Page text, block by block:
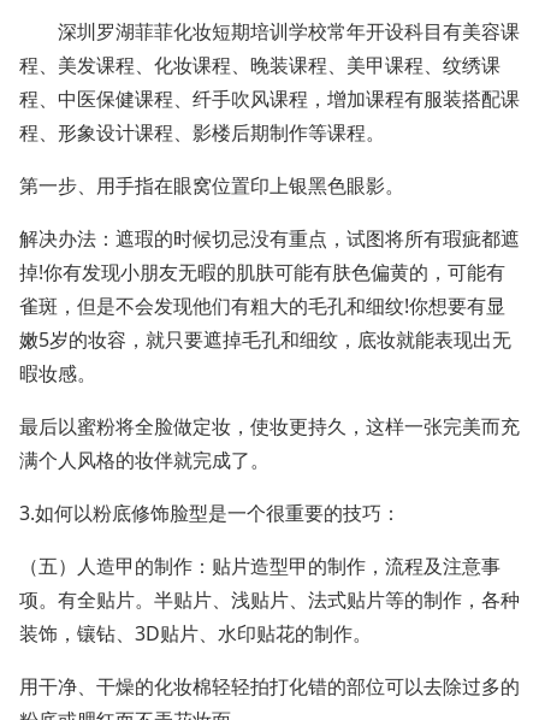
深圳罗湖菲菲化妆短期培训学校常年开设科目有美容课
程、美发课程、化妆课程、晚装课程、美甲课程、纹绣课
程、中医保健课程、纤手吹风课程，增加课程有服装搭配课
程、形象设计课程、影楼后期制作等课程。
第一步、用手指在眼窝位置印上银黑色眼影。
解决办法：遮瑕的时候切忌没有重点，试图将所有瑕疵都遮
掉!你有发现小朋友无暇的肌肤可能有肤色偏黄的，可能有
雀斑，但是不会发现他们有粗大的毛孔和细纹!你想要有显
嫩5岁的妆容，就只要遮掉毛孔和细纹，底妆就能表现出无
暇妆感。
最后以蜜粉将全脸做定妆，使妆更持久，这样一张完美而充
满个人风格的妆伴就完成了。
3.如何以粉底修饰脸型是一个很重要的技巧：
（五）人造甲的制作：贴片造型甲的制作，流程及注意事
项。有全贴片。半贴片、浅贴片、法式贴片等的制作，各种
装饰，镶钻、3D贴片、水印贴花的制作。
用干净、干燥的化妆棉轻轻拍打化错的部位可以去除过多的